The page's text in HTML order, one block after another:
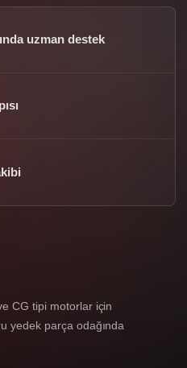
uzman destek
CG tipi motorlar için
yedek parça odağında